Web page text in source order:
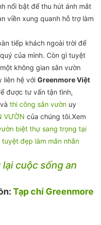
nổi bật để thu hút ánh mắt
viền xung quanh hỗ trợ làm
tiếp khách ngoài trời để
của mình. Còn gì tuyệt
không gian sân vườn
liên hệ với Greenmore Việt
được tư vấn tận tình,
thi công sân vườn uy
VƯỜN của chúng tôi.Xem
biệt thự sang trọng tại
đẹp làm mãn nhãn
cuộc sống an
Tạp chí Greenmore